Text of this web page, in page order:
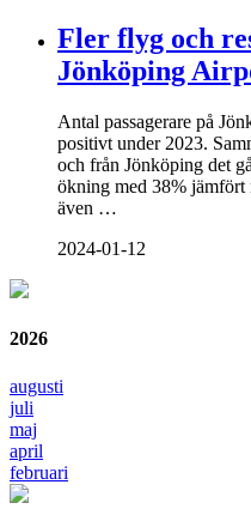
Fler flyg och
Jönköping
Antal passagerare på
positivt under 2023.
och från Jönköping det
ökning med 38% jämfört
även …
2024-01-12
2026
augusti
juli
maj
april
februari